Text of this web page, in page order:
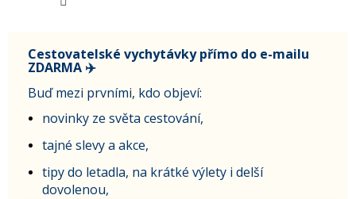
Cestovatelské vychytávky přímo do e-mailu
ZDARMA ✈️
Buď mezi prvními, kdo objeví:
novinky ze světa cestování,
tajné slevy a akce,
tipy do letadla, na krátké výlety i delší
dovolenou,